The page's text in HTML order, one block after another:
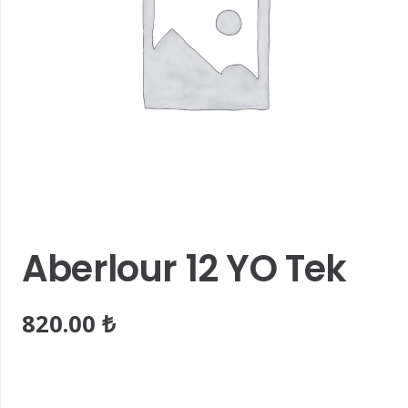
Aberlour 12 YO Tek
820.00 ₺